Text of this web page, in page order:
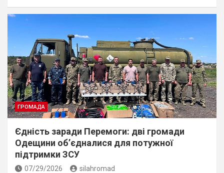
ГРОМАДА
Єдність заради Перемоги: дві громади
Одещини об’єдналися для потужної
підтримки ЗСУ
07/29/2026 silahromad